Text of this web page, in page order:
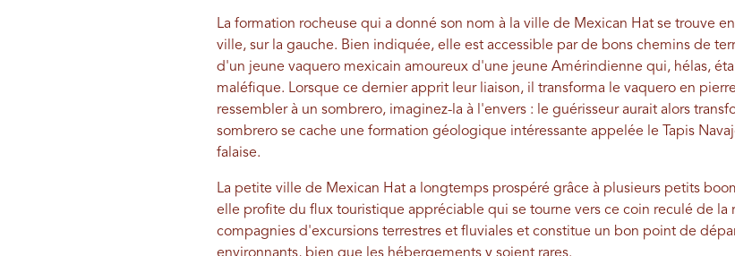
La formation rocheuse qui a donné son nom à la ville de Mexican Hat se trouve
ville, sur la gauche. Bien indiquée, elle est accessible par de bons chemins de
d'un jeune vaquero mexicain amoureux d'une jeune Amérindienne qui, hélas,
maléfique. Lorsque ce dernier apprit leur liaison, il transforma le vaquero en
ressembler à un sombrero, imaginez-la à l'envers : le guérisseur aurait alors
sombrero se cache une formation géologique intéressante appelée le Tapis
falaise.
La petite ville de Mexican Hat a longtemps prospéré grâce à plusieurs petits
elle profite du flux touristique appréciable qui se tourne vers ce coin reculé de la
compagnies d'excursions terrestres et fluviales et constitue un bon point de